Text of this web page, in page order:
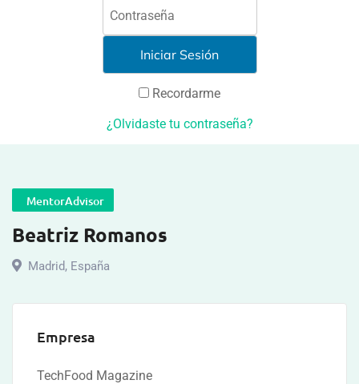
Recordarme
¿Olvidaste tu contraseña?
MentorAdvisor
Beatriz Romanos
Madrid, España
Empresa
TechFood Magazine